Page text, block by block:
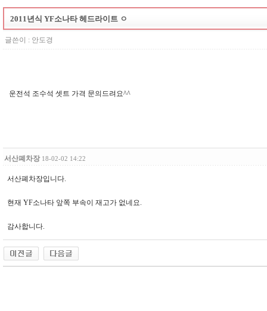
2011년식 YF소나타 헤드라이트 ㅇ
글쓴이 : 안도경
운전석 조수석 셋트 가격 문의드려요^^
서산폐차장 18-02-02 14:22
서산폐차장입니다.
현재 YF소나타 앞쪽 부속이 재고가 없네요.
감사합니다.